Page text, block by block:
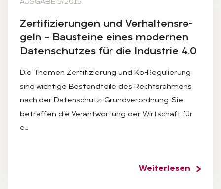
AUSGABE 5/2015
Zer­ti­fi­zie­run­gen und Ver­hal­tens­re­
geln – Bau­stei­ne ei­nes mo­der­nen
Da­ten­schut­zes für die In­dus­trie 4.0
Die Themen Zertifizierung und Ko-Regulierung
sind wichtige Bestandteile des Rechtsrahmens
nach der Datenschutz-Grundverordnung. Sie
betreffen die Verantwortung der Wirtschaft für
e…
Weiterlesen